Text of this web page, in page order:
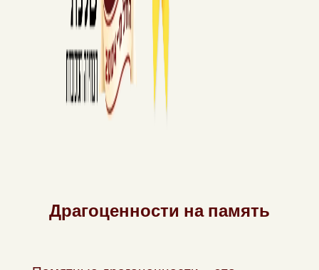
Драгоценности на память